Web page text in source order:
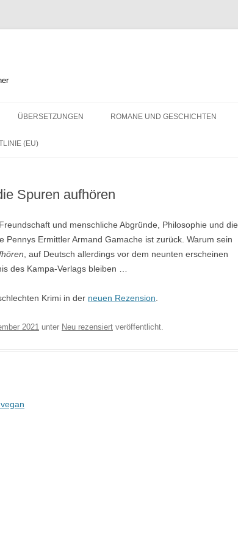
ÜBERSETZUNGEN ROMANE UND GESCHICHTEN
(EU)
Spuren aufhören
und menschliche Abgründe, Philosophie und die
Pennys Ermittler Armand Gamache ist zurück. Warum sein
, auf Deutsch allerdings vor dem neunten erscheinen
des Kampa-Verlags bleiben …
Krimi in der neuen Rezension
2021 unter Neu rezensiert veröffentlicht.